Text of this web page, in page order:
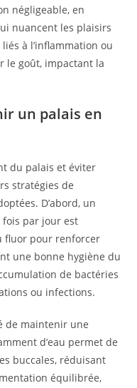
négligeable, en
nuancent les plaisirs
à l’inflammation ou
le goût, impactant la
un palais en
du palais et éviter
stratégies de
D’abord, un
par jour est
fluor pour renforcer
une bonne hygiène du
de bactéries
ou infections.
de maintenir une
d’eau permet de
buccales, réduisant
équilibrée,